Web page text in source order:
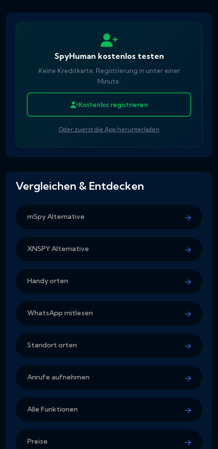
SpyHuman kostenlos testen
Keine Kreditkarte. Registrierung in unter einer
Minute.
Kostenlos registrieren
Oder zuerst die App herunterladen
Vergleichen & Entdecken
mSpy Alternative
XNSPY Alternative
Handy orten
WhatsApp mitlesen
Standort orten
Anrufe aufnehmen
Alle Funktionen
Preise